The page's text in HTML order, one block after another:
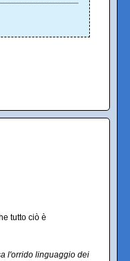
tutto ciò è
l'orrido linguaggio dei